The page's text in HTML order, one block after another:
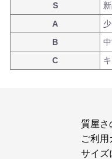
S
A
B
C
質屋さ
ご利用
サイズ